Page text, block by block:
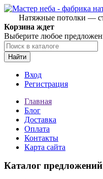
Натяжные потолки —
Корзина ждет
Выберите любое
Найти
Вход
Регистрация
Главная
Блог
Доставка
Оплата
Контакты
Карта сайта
Каталог предложений